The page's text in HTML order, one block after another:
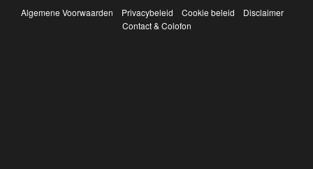
Algemene Voorwaarden Privacybeleid Cookie beleid
Disclaimer
Contact & Colofon